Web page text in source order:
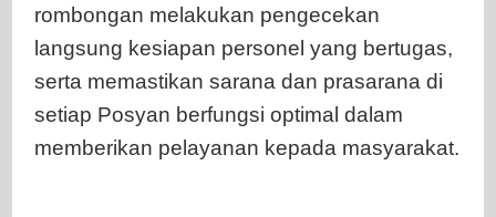
rombongan melakukan pengecekan
langsung kesiapan personel yang bertugas,
serta memastikan sarana dan prasarana di
setiap Posyan berfungsi optimal dalam
memberikan pelayanan kepada masyarakat.